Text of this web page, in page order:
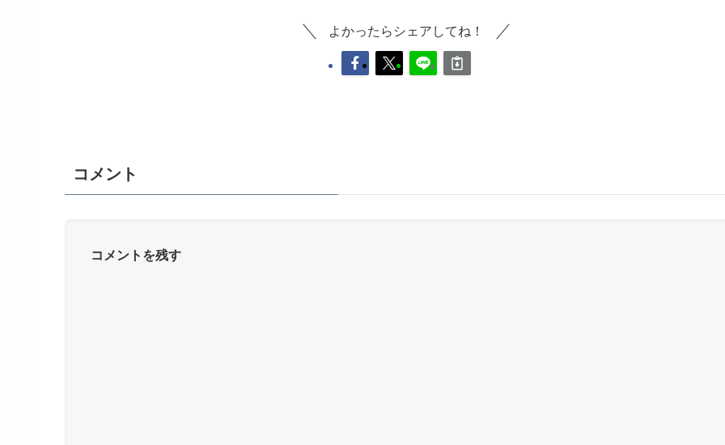
よかったらシェアしてね！
コメント
コメントを残す